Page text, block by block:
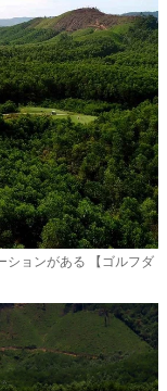
ションがある 【ゴルフダ